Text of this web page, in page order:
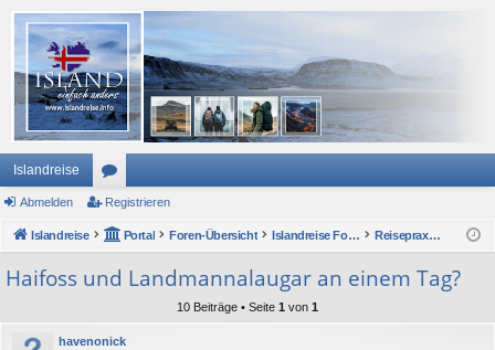
Islandreise
or
en
Abmelden Registrieren
Islandreise Portal Foren-Übersicht Islandreise Forum Reisepraxis - Urlaub in Island
Haifoss und Landmannalaugar an einem Tag?
10 Beiträge • Seite 1 von 1
havenonick